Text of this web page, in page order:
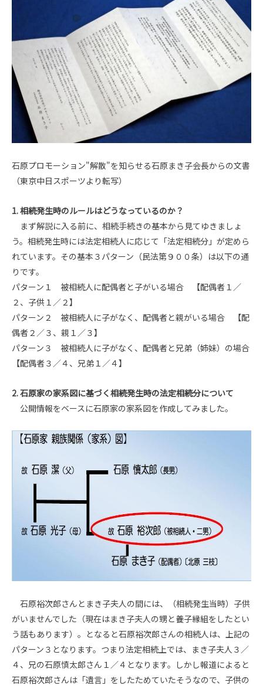
石原プロモーション"解散"を知らせる石原まき子会長からの文書
（東京中日スポーツより転写）
1. 相続発生時のルールはどうなっているのか？
まず解説に入る前に、相続手続きの基本から見てゆきましょ
う。相続発生時には法定相続人に応じて「法定相続分」が定めら
れています。その基本３パターン（民法第９００条）は以下の通
りです。
パターン１ 被相続人に配偶者と子がいる場合 【配偶者１／
２、子供１／２】
パターン２ 被相続人に子がなく、配偶者と親がいる場合 【配
偶者２／３、親１／３】
パターン３ 被相続人に子がなく、配偶者と兄弟（姉妹）の場合
【配偶者３／４、兄弟１／４】
2. 石原家の家系図に基づく相続発生時の法定相続分について
公開情報をベースに石原家の家系図を作成してみました。
石原裕次郎さんとまき子夫人の間には、（相続発生当時）子供
がいませんでした（現在はまき子夫人の甥と養子縁組をしたとい
う話もあります）。となると石原裕次郎さんの相続人は、上記の
パターン３となります。つまり法定相続上では、まき子夫人３／
４、兄の石原慎太郎さん１／４となります。しかし報道によると
石原裕次郎さんは「遺言」をしたためていたそうなので、子供の